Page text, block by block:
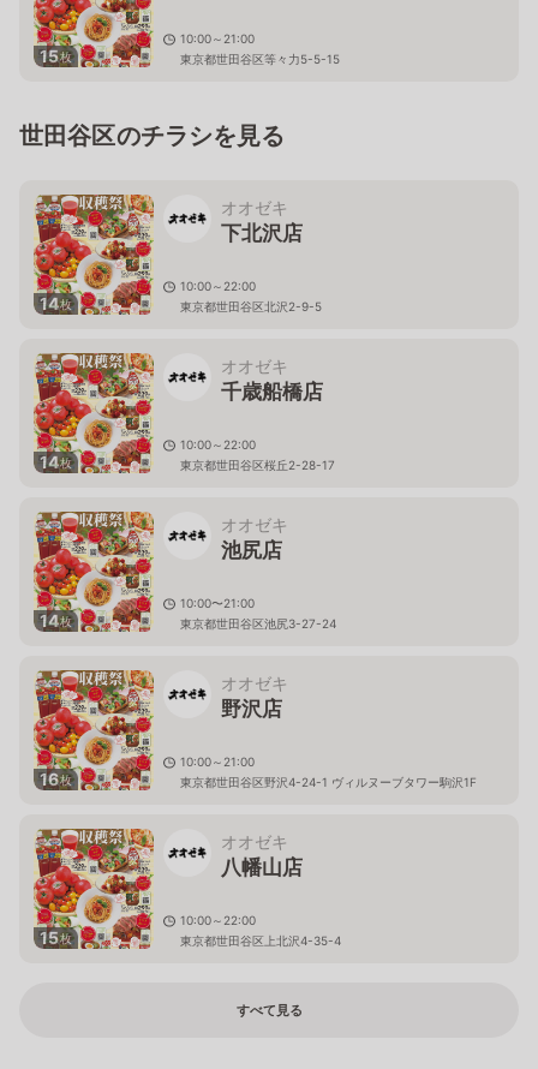
15枚
10:00～21:00
東京都世田谷区等々力5-5-15
世田谷区のチラシを見る
14枚
オオゼキ
下北沢店
10:00～22:00
東京都世田谷区北沢2-9-5
14枚
オオゼキ
千歳船橋店
10:00～22:00
東京都世田谷区桜丘2-28-17
14枚
オオゼキ
池尻店
10:00〜21:00
東京都世田谷区池尻3-27-24
16枚
オオゼキ
野沢店
10:00～21:00
東京都世田谷区野沢4-24-1 ヴィルヌーブタワー駒沢1F
15枚
オオゼキ
八幡山店
10:00～22:00
東京都世田谷区上北沢4-35-4
すべて見る